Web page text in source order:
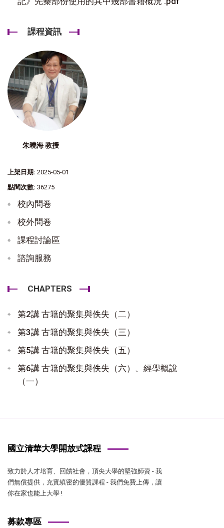
課程資訊
朱曉海 教授
上架日期: 2025-05-01
點閱次數: 36275
校內問卷
校外問卷
課程討論區
諮詢服務
CHAPTERS
第2講 古籍的聚集與佚失（二）
第3講 古籍的聚集與佚失（三）
第5講 古籍的聚集與佚失（五）
第6講 古籍的聚集與佚失（六）、經學概說
（一）
國立清華大學開放式課程
致力於人才培育、回饋社會，頂尖大學的堅強師資 - 我
們無償提供，充實縝密的優質課程 - 我們免費上傳，讓
你在家也能上大學 !
募款專區